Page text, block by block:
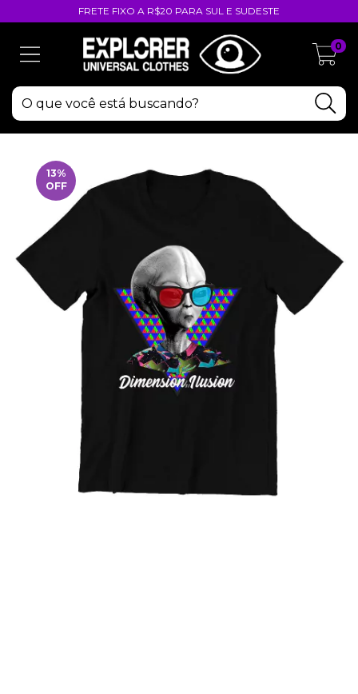
FRETE FIXO A R$20 PARA SUL E SUDESTE
0
13%
OFF